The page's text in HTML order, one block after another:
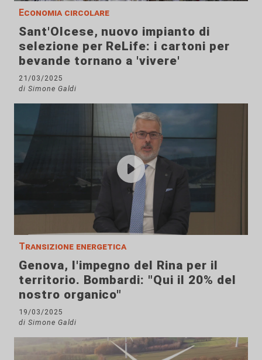
Economia circolare
Sant'Olcese, nuovo impianto di
selezione per ReLife: i cartoni per
bevande tornano a 'vivere'
21/03/2025
di Simone Galdi
Transizione energetica
Genova, l'impegno del Rina per il
territorio. Bombardi: "Qui il 20% del
nostro organico"
19/03/2025
di Simone Galdi